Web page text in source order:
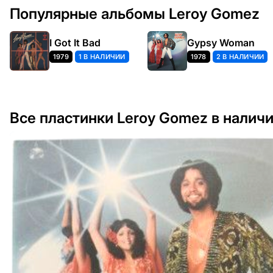
Популярные альбомы Leroy Gomez
I Got It Bad
1979 1 В НАЛИЧИИ
Gypsy Woman
1978 2 В НАЛИЧИИ
Все пластинки Leroy Gomez в